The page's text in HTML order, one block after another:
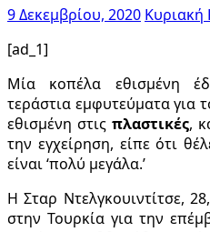
9 Δεκεμβρίου, 2020 Κυριακή
[ad_1]
Μία κοπέλα εθισμένη
τεράστια εμφυτεύματα για
εθισμένη στιςπλαστικές,
την εγχείρηση, είπε ότι
είναι ‘πολύ μεγάλα.’
Η Σταρ Ντελγκουιντίτσε,
στην Τουρκία για την